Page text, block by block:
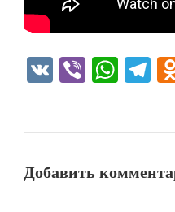
VK Viber
Добавить